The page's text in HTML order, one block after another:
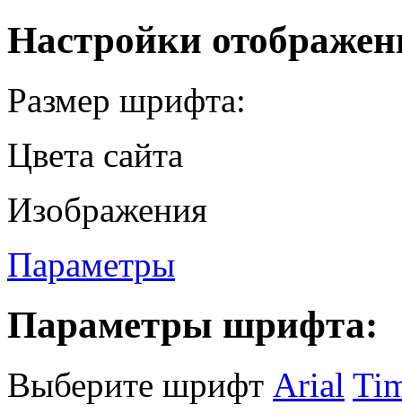
Настройки
Размер шрифта:
Цвета сайта
Изображения
Параметры
Параметры шрифта:
Выберите шрифт Arial